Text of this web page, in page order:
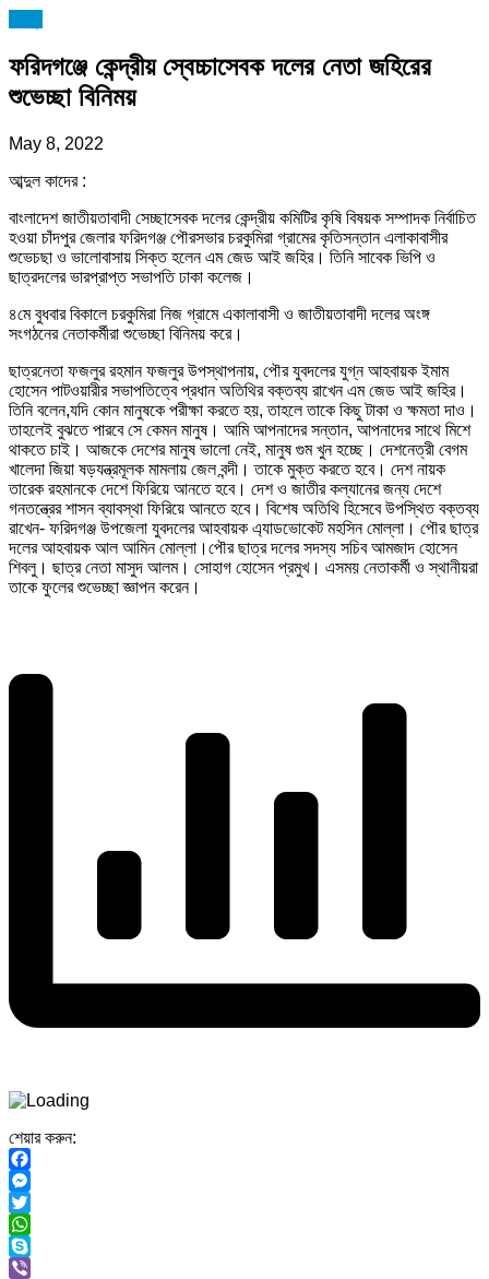
ফরিদগঞ্জে কেন্দ্রীয় স্বেচ্চাসেবক দলের নেতা জহিরের
শুভেচ্ছা বিনিময়
May 8, 2022
আব্দুল কাদের :
বাংলাদেশ জাতীয়তাবাদী সেচ্ছাসেবক দলের কেন্দ্রীয় কমিটির কৃষি বিষয়ক সম্পাদক নির্বাচিত
হওয়া চাঁদপুর জেলার ফরিদগঞ্জ পৌরসভার চরকুমিরা গ্রামের কৃতিসন্তান এলাকাবাসীর
শুভেচছা ও ভালোবাসায় সিক্ত হলেন এম জেড আই জহির। তিনি সাবেক ভিপি ও
ছাত্রদলের ভারপ্রাপ্ত সভাপতি ঢাকা কলেজ।
৪মে বুধবার বিকালে চরকুমিরা নিজ গ্রামে একালাবাসী ও জাতীয়তাবাদী দলের অংঙ্গ
সংগঠনের নেতাকর্মীরা শুভেচ্ছা বিনিময় করে।
ছাত্রনেতা ফজলুর রহমান ফজলুর উপস্থাপনায়, পৌর যুবদলের যুগ্ন আহবায়ক ইমাম
হোসেন পাটওয়ারীর সভাপতিত্বে প্রধান অতিথির বক্তব্য রাখেন এম জেড আই জহির।
তিনি বলেন,যদি কোন মানুষকে পরীক্ষা করতে হয়, তাহলে তাকে কিছু টাকা ও ক্ষমতা দাও।
তাহলেই বুঝতে পারবে সে কেমন মানুষ। আমি আপনাদের সন্তান, আপনাদের সাথে মিশে
থাকতে চাই। আজকে দেশের মানুষ ভালো নেই, মানুষ গুম খুন হচ্ছে। দেশনেত্রী বেগম
খালেদা জিয়া ষড়যন্ত্রমূলক মামলায় জেল বন্দী। তাকে মুক্ত করতে হবে। দেশ নায়ক
তারেক রহমানকে দেশে ফিরিয়ে আনতে হবে। দেশ ও জাতীর কল্যানের জন্য দেশে
গনতন্ত্রের শাসন ব্যাবস্থা ফিরিয়ে আনতে হবে। বিশেষ অতিথি হিসেবে উপস্থিত বক্তব্য
রাখেন- ফরিদগঞ্জ উপজেলা যুবদলের আহবায়ক এ্যাডভোকেট মহসিন মোল্লা। পৌর ছাত্র
দলের আহবায়ক আল আমিন মোল্লা।পৌর ছাত্র দলের সদস্য সচিব আমজাদ হোসেন
শিবলু। ছাত্র নেতা মাসুদ আলম। সোহাগ হোসেন প্রমুখ। এসময় নেতাকর্মী ও স্থানীয়রা
তাকে ফুলের শুভেচ্ছা জ্ঞাপন করেন।
শেয়ার করুন:
Facebook
Messenger
Twitter
WhatsApp
Skype